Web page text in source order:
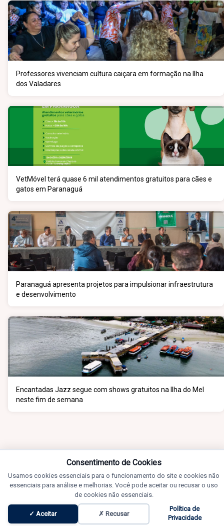
Professores vivenciam cultura caiçara em formação na Ilha
dos Valadares
VetMóvel terá quase 6 mil atendimentos gratuitos para cães e
gatos em Paranaguá
Paranaguá apresenta projetos para impulsionar infraestrutura
e desenvolvimento
Encantadas Jazz segue com shows gratuitos na Ilha do Mel
neste fim de semana
Notícias
Consentimento de Cookies
Usamos cookies essenciais para o funcionamento do site e cookies não
essenciais para análise e melhorias. Você pode aceitar ou recusar o uso
de cookies não essenciais.
✓ Aceitar ✗ Recusar
Política de
Privacidade